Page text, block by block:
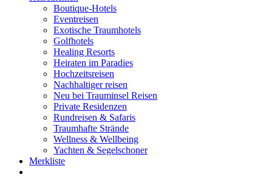
Boutique-Hotels
Eventreisen
Exotische Traumhotels
Golfhotels
Healing Resorts
Heiraten im Paradies
Hochzeitsreisen
Nachhaltiger reisen
Neu bei Trauminsel Reisen
Private Residenzen
Rundreisen & Safaris
Traumhafte Strände
Wellness & Wellbeing
Yachten & Segelschoner
Merkliste